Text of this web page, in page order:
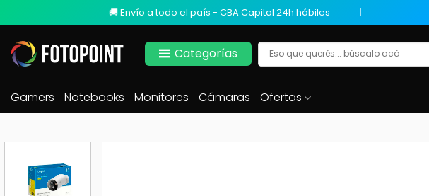
🚚 Envío a todo el país - CBA Capital 24h hábiles
Categorías
Gamers Notebooks Monitores Cámaras Ofertas